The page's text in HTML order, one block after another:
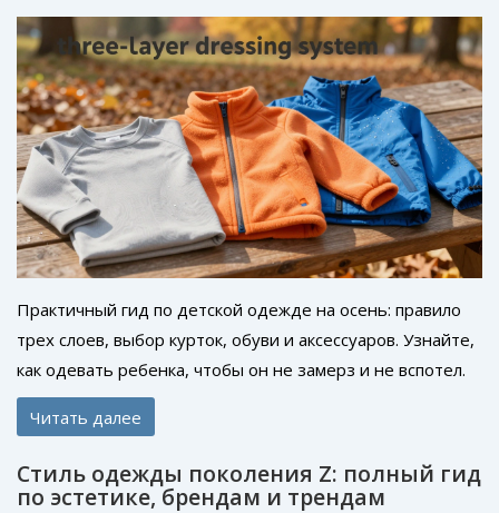
Практичный гид по детской одежде на осень: правило
трех слоев, выбор курток, обуви и аксессуаров. Узнайте,
как одевать ребенка, чтобы он не замерз и не вспотел.
Читать далее
Стиль одежды поколения Z: полный гид
по эстетике, брендам и трендам